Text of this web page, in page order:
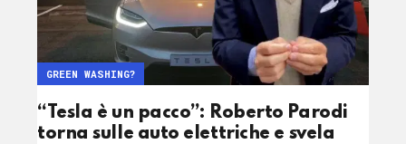
“Tesla è un pacco”: Roberto Parodi
torna sulle auto elettriche e svela
GREEN WASHING?